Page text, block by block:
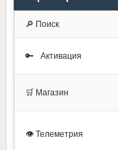
🔎 Поиск
🔑 Активация
🛒 Магазин
👁️ Телеметрия